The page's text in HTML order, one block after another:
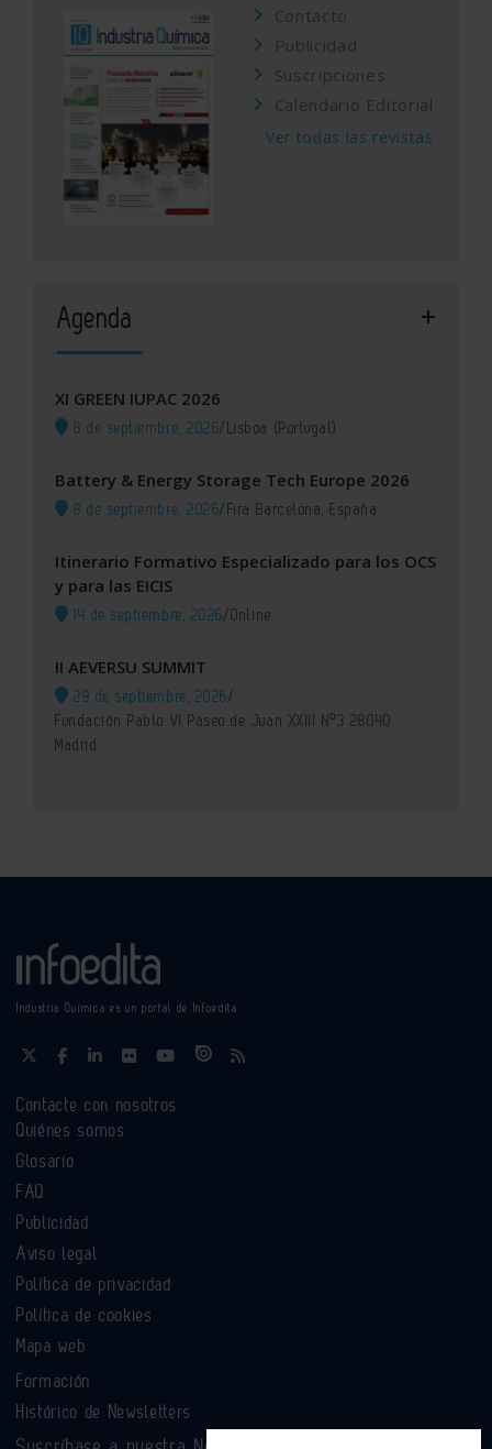
Contacto
Publicidad
Suscripciones
Calendario Editorial
Ver todas las revistas
Agenda
XI GREEN IUPAC 2026
8 de septiembre, 2026/Lisboa (Portugal)
Battery & Energy Storage Tech Europe 2026
8 de septiembre, 2026/Fira Barcelona, España
Itinerario Formativo Especializado para los OCS
y para las EICIS
14 de septiembre, 2026/Online
II AEVERSU SUMMIT
29 de septiembre, 2026/
Fundación Pablo VI Paseo de Juan XXIII Nº3 28040
Madrid
Industria Química es un portal de Infoedita
Contacte con nosotros
Quiénes somos
Glosario
FAQ
Publicidad
Aviso legal
Política de privacidad
Política de cookies
Mapa web
Formación
Histórico de Newsletters